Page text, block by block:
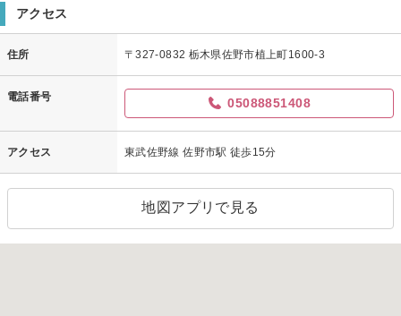
アクセス
住所 〒327-0832 栃木県佐野市植上町1600-3
電話番号 05088851408
アクセス 東武佐野線 佐野市駅 徒歩15分
地図アプリで見る